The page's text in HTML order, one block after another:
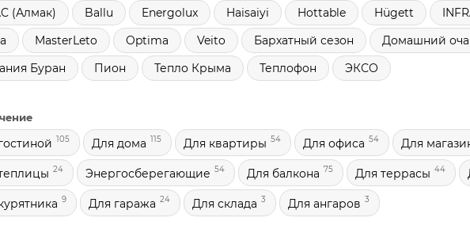
(Алмак) Ballu Energolux Haisaiyi Hottable Hügett
MasterLeto Optima Veito Бархатный сезон Домашний
Буран
Пион Тепло Крыма Теплофон ЭКСО
105 Для дома 115 Для квартиры 54 Для офиса 54 Для
24 Энергосберегающие 54 Для балкона 75 Для террасы 44
9 Для гаража 24 Для склада 3 Для ангаров 3